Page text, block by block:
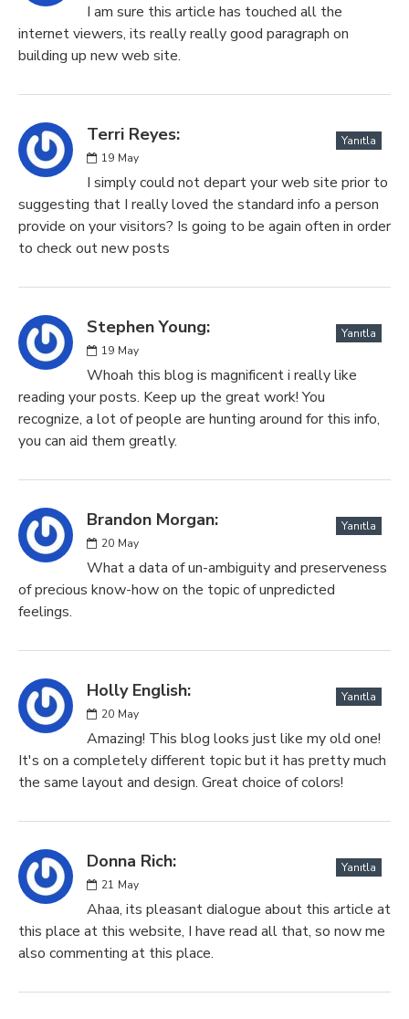
I am sure this article has touched all the
internet viewers, its really really good paragraph on
building up new web site.
Terri Reyes:
19 May
Yanıtla
I simply could not depart your web site prior to
suggesting that I really loved the standard info a person
provide on your visitors? Is going to be again often in order
to check out new posts
Stephen Young:
19 May
Yanıtla
Whoah this blog is magnificent i really like
reading your posts. Keep up the great work! You
recognize, a lot of people are hunting around for this info,
you can aid them greatly.
Brandon Morgan:
20 May
Yanıtla
What a data of un-ambiguity and preserveness
of precious know-how on the topic of unpredicted
feelings.
Holly English:
20 May
Yanıtla
Amazing! This blog looks just like my old one!
It's on a completely different topic but it has pretty much
the same layout and design. Great choice of colors!
Donna Rich:
21 May
Yanıtla
Ahaa, its pleasant dialogue about this article at
this place at this website, I have read all that, so now me
also commenting at this place.